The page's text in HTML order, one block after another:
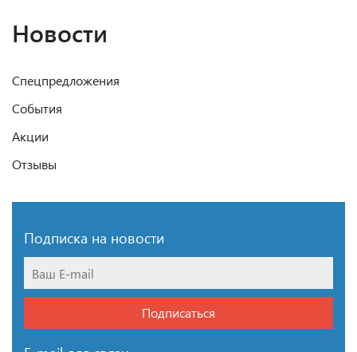
Новости
Спецпредложения
События
Акции
Отзывы
Подписка на новости
Подписаться